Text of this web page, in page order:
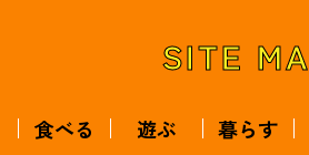
SITE
食べる 遊ぶ 暮らす